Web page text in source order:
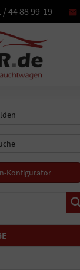
/ 44 88 99-19
Konfigurator